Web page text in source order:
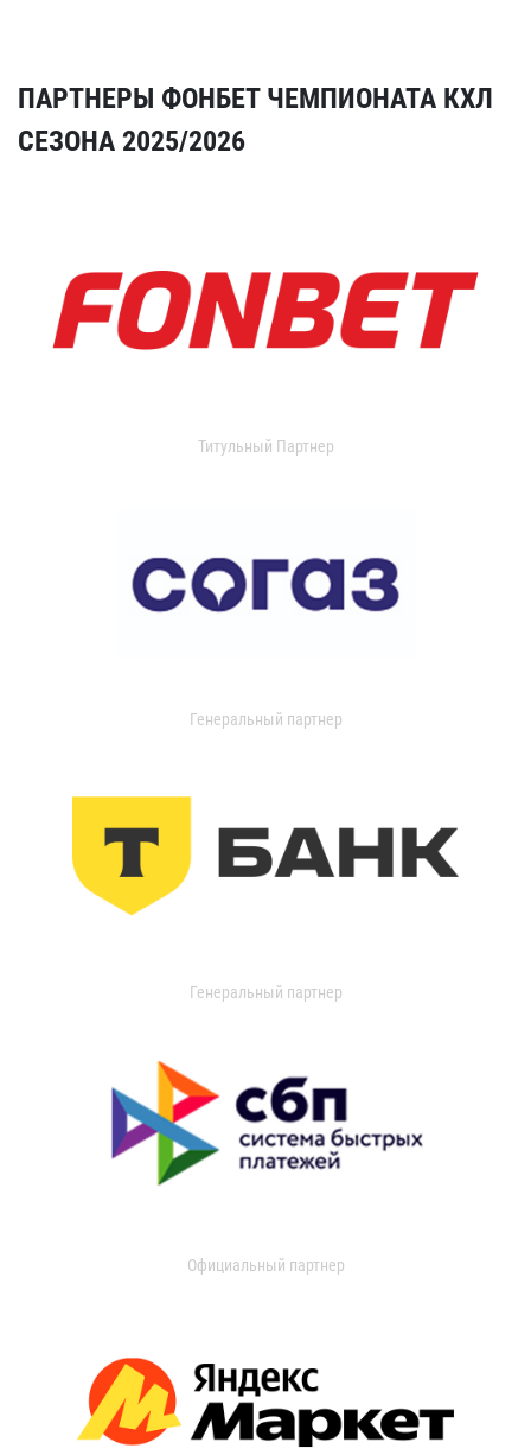
ПАРТНЕРЫ ФОНБЕТ ЧЕМПИОНАТА КХЛ
СЕЗОНА 2025/2026
Титульный Партнер
Генеральный партнер
Генеральный партнер
Официальный партнер